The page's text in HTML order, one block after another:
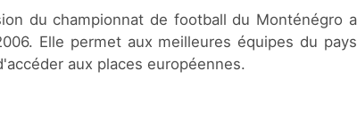
Elle permet aux meilleures équipes du pays
aux places européennes.